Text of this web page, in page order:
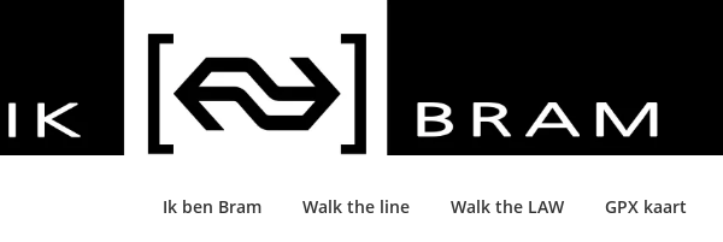
Ik ben Bram Walk the line Walk the LAW GPX kaart